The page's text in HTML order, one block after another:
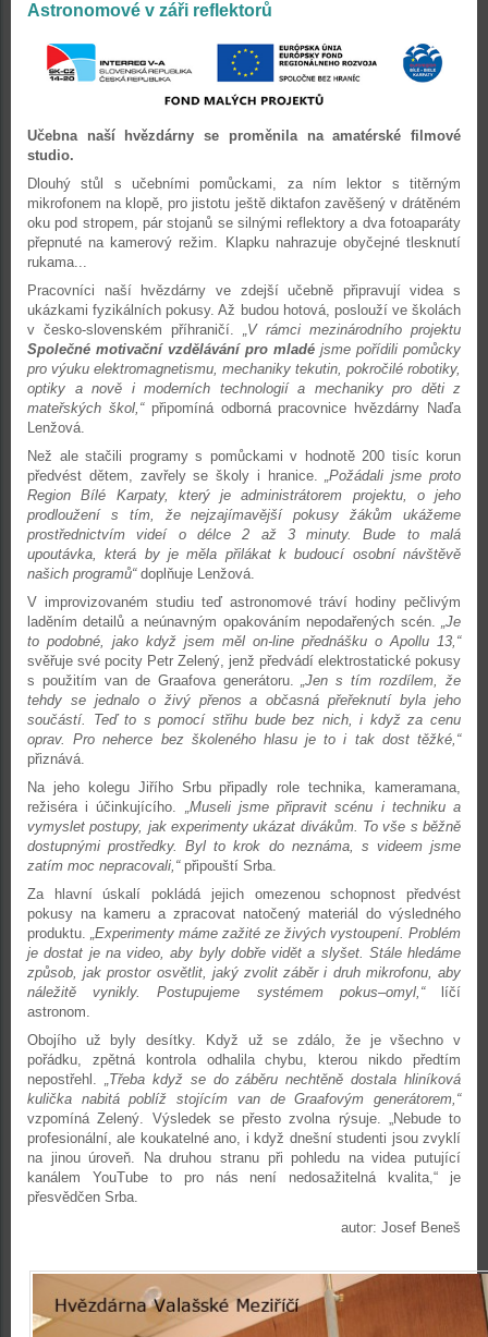
Astronomové v záři reflektorů
Učebna naší hvězdárny se proměnila na amatérské filmové
studio.
Dlouhý stůl s učebními pomůckami, za ním lektor s titěrným
mikrofonem na klopě, pro jistotu ještě diktafon zavěšený v drátěném
oku pod stropem, pár stojanů se silnými reflektory a dva fotoaparáty
přepnuté na kamerový režim. Klapku nahrazuje obyčejné tlesknutí
rukama...
Pracovníci naší hvězdárny ve zdejší učebně připravují videa s
ukázkami fyzikálních pokusy. Až budou hotová, poslouží ve školách
v česko-slovenském příhraničí. „V rámci mezinárodního projektu
Společné motivační vzdělávání pro mladé jsme pořídili pomůcky
pro výuku elektromagnetismu, mechaniky tekutin, pokročilé robotiky,
optiky a nově i moderních technologií a mechaniky pro děti z
mateřských škol,“připomíná odborná pracovnice hvězdárny Naďa
Lenžová.
Než ale stačili programy s pomůckami v hodnotě 200 tisíc korun
předvést dětem, zavřely se školy i hranice.„Požádali jsme proto
Region Bílé Karpaty, který je administrátorem projektu, o jeho
prodloužení s tím, že nejzajímavější pokusy žákům ukážeme
prostřednictvím videí o délce 2 až 3 minuty. Bude to malá
upoutávka, která by je měla přilákat k budoucí osobní návštěvě
našich programů“doplňuje Lenžová.
V improvizovaném studiu teď astronomové tráví hodiny pečlivým
laděním detailů a neúnavným opakováním nepodařených scén. „Je
to podobné, jako když jsem měl on-line přednášku o Apollu 13,“
svěřuje své pocity Petr Zelený, jenž předvádí elektrostatické pokusy
s použitím van de Graafova generátoru. „Jen s tím rozdílem, že
tehdy se jednalo o živý přenos a občasná přeřeknutí byla jeho
součástí. Teď to s pomocí střihu bude bez nich, i když za cenu
oprav. Pro neherce bez školeného hlasu je to i tak dost těžké,“
přiznává.
Na jeho kolegu Jiřího Srbu připadly role technika, kameramana,
režiséra i účinkujícího. „Museli jsme připravit scénu i techniku a
vymyslet postupy, jak experimenty ukázat divákům. To vše s běžně
dostupnými prostředky. Byl to krok do neznáma, s videem jsme
zatím moc nepracovali,“ připouští Srba.
Za hlavní úskalí pokládá jejich omezenou schopnost předvést
pokusy na kameru a zpracovat natočený materiál do výsledného
produktu. „Experimenty máme zažité ze živých vystoupení. Problém
je dostat je na video, aby byly dobře vidět a slyšet. Stále hledáme
způsob, jak prostor osvětlit, jaký zvolit záběr i druh mikrofonu, aby
náležitě vynikly. Postupujeme systémem pokus–omyl,“líčí
astronom.
Obojího už byly desítky. Když už se zdálo, že je všechno v
pořádku, zpětná kontrola odhalila chybu, kterou nikdo předtím
nepostřehl. „Třeba když se do záběru nechtěně dostala hliníková
kulička nabitá poblíž stojícím van de Graafovým generátorem,“
vzpomíná Zelený. Výsledek se přesto zvolna rýsuje. „Nebude to
profesionální, ale koukatelné ano, i když dnešní studenti jsou zvyklí
na jinou úroveň. Na druhou stranu při pohledu na videa putující
kanálem YouTube to pro nás není nedosažitelná kvalita,“ je
přesvědčen Srba.
autor: Josef Beneš